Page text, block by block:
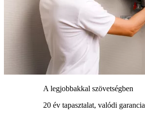
A legjobbakkal szövetségben
20 év tapasztalat, valódi garancia